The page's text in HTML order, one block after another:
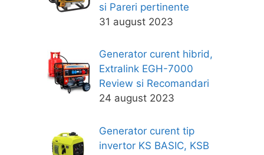
si Pareri pertinente
31 august 2023
Generator curent hibrid,
Extralink EGH-7000
Review si Recomandari
24 august 2023
Generator curent tip
invertor KS BASIC, KSB